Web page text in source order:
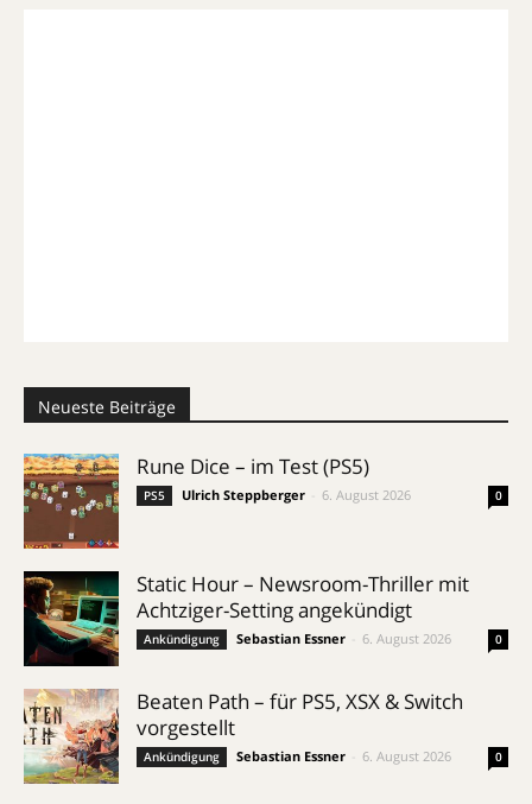
Neueste Beiträge
Rune Dice – im Test (PS5)
PS5 Ulrich Steppberger 6. August 2026 0
Static Hour – Newsroom-Thriller mit
Achtziger-Setting angekündigt
Ankündigung Sebastian Essner 6. August 2026 0
Beaten Path – für PS5, XSX & Switch
vorgestellt
Ankündigung Sebastian Essner 6. August 2026 0